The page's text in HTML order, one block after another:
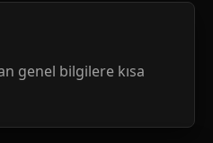
genel bilgilere kısa